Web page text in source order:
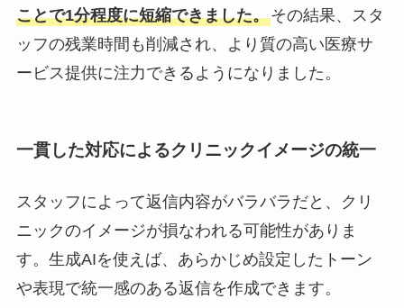
ことで1分程度に短縮できました。その結果、スタ
ッフの残業時間も削減され、より質の高い医療サ
ービス提供に注力できるようになりました。
一貫した対応によるクリニックイメージの統一
スタッフによって返信内容がバラバラだと、クリ
ニックのイメージが損なわれる可能性がありま
す。生成AIを使えば、あらかじめ設定したトーン
や表現で統一感のある返信を作成できます。